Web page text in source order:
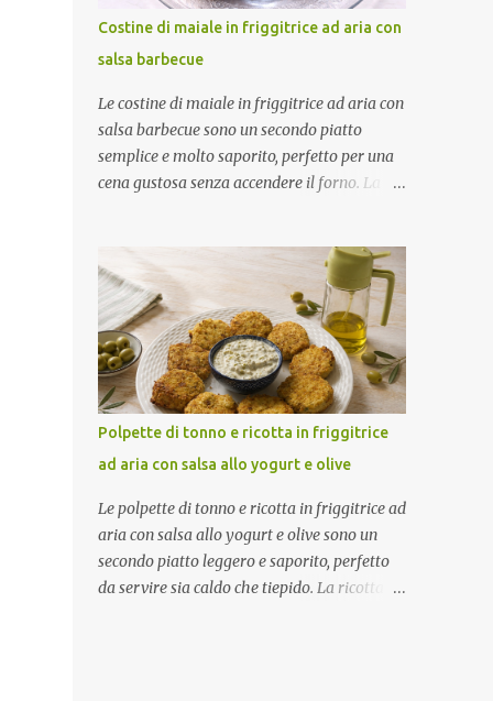
come antipasto nelle giornate più calde.
Come ottenere zucchine saporite e ben
marinate Per un risultato perfetto: Taglia le
zucchine a fette sottili e dello stesso
spessore. Preriscalda la friggitrice ad aria.
Cuocile in più riprese senza sovrapporle.
Condiscile quando sono ancora tiepide.
preparazione: circa 15 minuti Tempo di
cottura: circa 15 minuti (3 cotture da 5
minuti) Tempo di ri...
Costine di maiale in friggitrice ad aria con
salsa barbecue
Le costine di maiale in friggitrice ad aria con
salsa barbecue sono un secondo piatto
semplice e molto saporito, perfetto per una
cena gustosa senza accendere il forno. La
mentre la cottura in friggitrice ad aria
permette di ottenere costine morbide e
leggermente dorate. Una ricetta facile che
conquista subito. Come ottenere costine
morbide e saporite Per un risultato perfetto:
Lascia marinare bene la carne Condisci con
aromi prima della cottura Preriscalda la
friggitrice Gira le costine a metà tempo In
questo modo resteranno tenere e ben cotte.
Ingredienti (2 persone) 800 g di costine di
maiale Salsa barbecue q.b. Sale q.b. Pepe q.b.
Rosmarino secco q.b. Finocchietto secco q.b.
Procedimento Marinatura Metti le costine in
Polpette di tonno e ricotta in friggitrice
ad aria con salsa allo yogurt e olive
Le polpette di tonno e ricotta in friggitrice ad
aria con salsa allo yogurt e olive sono un
secondo piatto leggero e saporito, perfetto
da servire sia caldo che tiepido. La ricotta